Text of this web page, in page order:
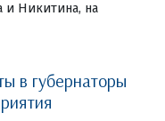
и Никитина, на
в губернаторы